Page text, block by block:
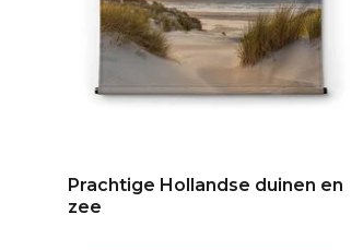
Prachtige Hollandse duinen en
zee